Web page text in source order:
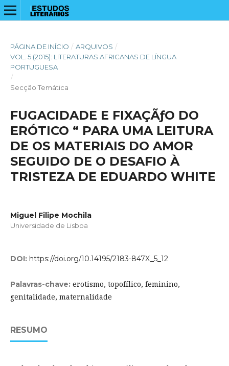
PÁGINA DE INÍCIO / ARQUIVOS /
VOL. 5 (2015): LITERATURAS AFRICANAS DE LÍNGUA
PORTUGUESA
/
Secção Temática
FUGACIDADE E FIXAÇÃƒO DO
ERÓTICO “ PARA UMA LEITURA
DE OS MATERIAIS DO AMOR
SEGUIDO DE O DESAFIO À
TRISTEZA DE EDUARDO WHITE
Miguel Filipe Mochila
Universidade de Lisboa
DOI: https://doi.org/10.14195/2183-847X_5_12
Palavras-chave: erotismo, topofílico, feminino,
genitalidade, maternalidade
RESUMO